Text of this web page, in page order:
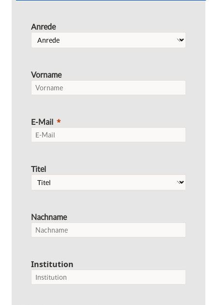
Anrede
Vorname
E-Mail
Titel
Nachname
Institution